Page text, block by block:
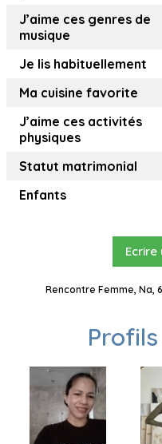
J’aime ces genres de
musique
Je lis habituellement
Ma cuisine favorite
J’aime ces activités
physiques
Statut matrimonial
Enfants
Rencontre Femme, Na,